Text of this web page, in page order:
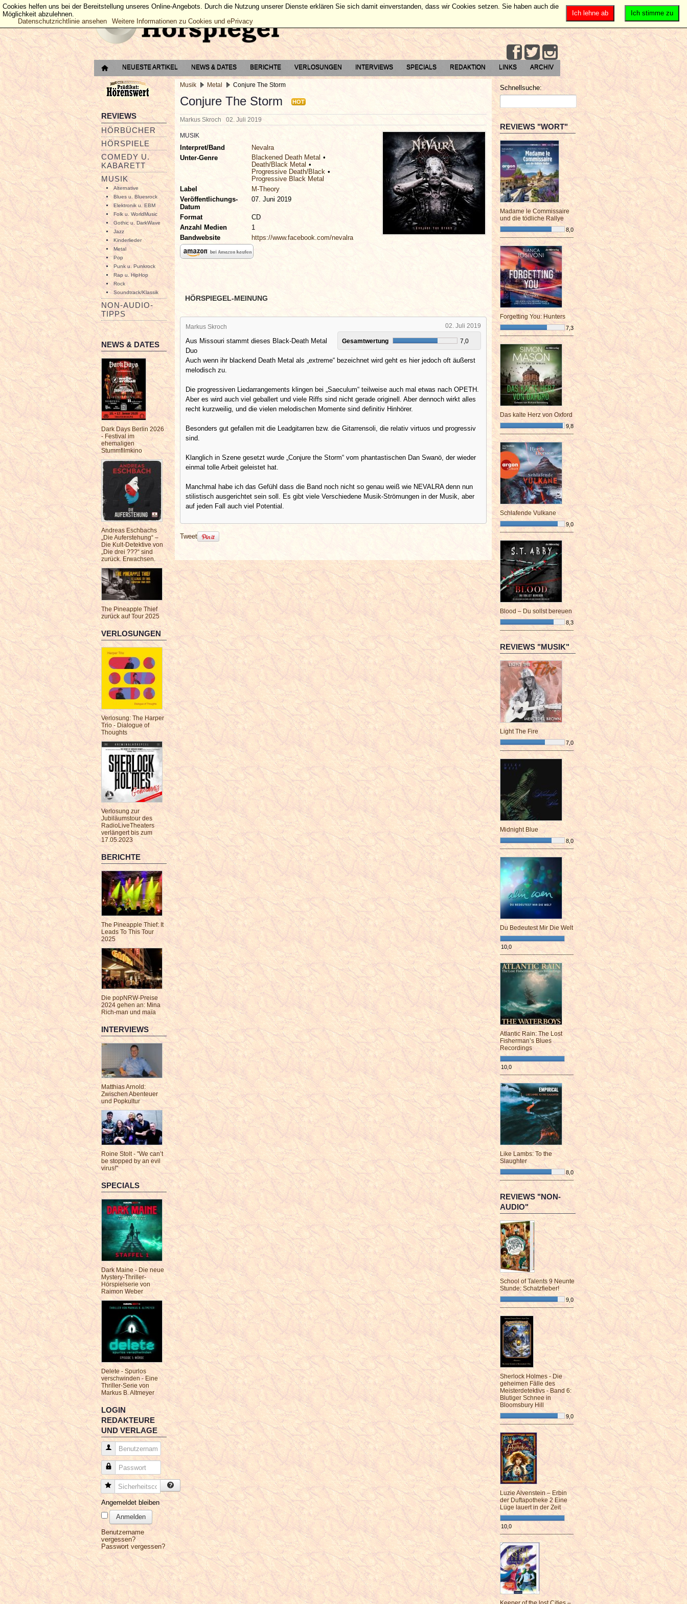
NEUESTE ARTIKEL NEWS & DATES BERICHTE VERLOSUNGEN INTERVIEWS SPECIALS REDAKTION LINKS ARCHIV
REVIEWS
HÖRBÜCHER
HÖRSPIELE
COMEDY U.
KABARETT
MUSIK
Alternative
Blues u. Bluesrock
Elektronik u. EBM
Folk u. WorldMusic
Gothic u. DarkWave
Jazz
Kinderlieder
Metal
Pop
Punk u. Punkrock
Rap u. HipHop
Rock
Soundtrack/Klassik
NON-AUDIO-
TIPPS
NEWS & DATES
Dark Days Berlin 2026
- Festival im
ehemaligen
Stummfilmkino
Andreas Eschbachs
„Die Auferstehung“ –
Die Kult-Detektive von
„Die drei ???“ sind
zurück. Erwachsen.
The Pineapple Thief
zurück auf Tour 2025
VERLOSUNGEN
Verlosung: The Harper
Trio - Dialogue of
Thoughts
Verlosung zur
Jubiläumstour des
RadioLiveTheaters
verlängert bis zum
17.05.2023
BERICHTE
The Pineapple Thief: It
Leads To This Tour
2025
Die popNRW-Preise
2024 gehen an: Mina
Rich-man und maïa
INTERVIEWS
Matthias Arnold:
Zwischen Abenteuer
und Popkultur
Roine Stolt - "We can’t
be stopped by an evil
virus!"
SPECIALS
Dark Maine - Die neue
Mystery-Thriller-
Hörspielserie von
Raimon Weber
Delete - Spurlos
verschwinden - Eine
Thriller-Serie von
Markus B. Altmeyer
LOGIN
REDAKTEURE
UND VERLAGE
Benutzername
Passwort
Sicherheitscode
Angemeldet bleiben
Anmelden
Benutzername
vergessen?
Passwort vergessen?
Musik Metal Conjure The Storm
Conjure The Storm HOT
Markus Skroch 02. Juli 2019
MUSIK
Interpret/Band
Nevalra
Unter-Genre
Blackened Death Metal
Death/Black Metal
Progressive Death/Black
Progressive Black Metal
Label
M-Theory
Veröffentlichungs-
Datum
07. Juni 2019
Format
CD
Anzahl Medien
1
Bandwebsite
https://www.facebook.com/nevalra
HÖRSPIEGEL-MEINUNG
02. Juli 2019
Markus Skroch
Gesamtwertung 7,0
Aus Missouri stammt dieses Black-Death Metal
Duo
Auch wenn ihr blackend Death Metal als „extreme“ bezeichnet wird geht es hier jedoch oft äußerst
melodisch zu.
Die progressiven Liedarrangements klingen bei „Saeculum“ teilweise auch mal etwas nach OPETH.
Aber es wird auch viel geballert und viele Riffs sind nicht gerade originell. Aber dennoch wirkt alles
recht kurzweilig, und die vielen melodischen Momente sind definitiv Hinhörer.
Besonders gut gefallen mit die Leadgitarren bzw. die Gitarrensoli, die relativ virtuos und progressiv
sind.
Klanglich in Szene gesetzt wurde „Conjure the Storm“ vom phantastischen Dan Swanö, der wieder
einmal tolle Arbeit geleistet hat.
Manchmal habe ich das Gefühl dass die Band noch nicht so genau weiß wie NEVALRA denn nun
stilistisch ausgerichtet sein soll. Es gibt viele Verschiedene Musik-Strömungen in der Musik, aber
auf jeden Fall auch viel Potential.
Tweet
Schnellsuche:
REVIEWS "WORT"
Madame le Commissaire
und die tödliche Rallye
8,0
¯¯¯¯¯¯¯¯¯¯¯¯¯¯¯¯¯¯¯¯¯¯¯¯
Forgetting You: Hunters
7,3
¯¯¯¯¯¯¯¯¯¯¯¯¯¯¯¯¯¯¯¯¯¯¯¯
Das kalte Herz von Oxford
9,8
¯¯¯¯¯¯¯¯¯¯¯¯¯¯¯¯¯¯¯¯¯¯¯¯
Schlafende Vulkane
9,0
¯¯¯¯¯¯¯¯¯¯¯¯¯¯¯¯¯¯¯¯¯¯¯¯
Blood – Du sollst bereuen
8,3
¯¯¯¯¯¯¯¯¯¯¯¯¯¯¯¯¯¯¯¯¯¯¯¯
REVIEWS "MUSIK"
Light The Fire
7,0
¯¯¯¯¯¯¯¯¯¯¯¯¯¯¯¯¯¯¯¯¯¯¯¯
Midnight Blue
8,0
¯¯¯¯¯¯¯¯¯¯¯¯¯¯¯¯¯¯¯¯¯¯¯¯
Du Bedeutest Mir Die Welt
10,0
¯¯¯¯¯¯¯¯¯¯¯¯¯¯¯¯¯¯¯¯¯¯¯¯
Atlantic Rain: The Lost
Fisherman’s Blues
Recordings
10,0
¯¯¯¯¯¯¯¯¯¯¯¯¯¯¯¯¯¯¯¯¯¯¯¯
Like Lambs: To the
Slaughter
8,0
¯¯¯¯¯¯¯¯¯¯¯¯¯¯¯¯¯¯¯¯¯¯¯¯
REVIEWS "NON-
AUDIO"
School of Talents 9 Neunte
Stunde: Schatzfieber!
9,0
¯¯¯¯¯¯¯¯¯¯¯¯¯¯¯¯¯¯¯¯¯¯¯¯
Sherlock Holmes - Die
geheimen Fälle des
Meisterdetektivs - Band 6:
Blutiger Schnee in
Bloomsbury Hill
9,0
¯¯¯¯¯¯¯¯¯¯¯¯¯¯¯¯¯¯¯¯¯¯¯¯
Luzie Alvenstein – Erbin
der Duftapotheke 2 Eine
Lüge lauert in der Zeit
10,0
¯¯¯¯¯¯¯¯¯¯¯¯¯¯¯¯¯¯¯¯¯¯¯¯
Ich stimme zu
Ich lehne ab
Cookies helfen uns bei der Bereitstellung unseres Online-Angebots. Durch die Nutzung unserer Dienste erklären Sie sich damit einverstanden, dass wir Cookies setzen. Sie haben auch die
Möglichkeit abzulehnen.
Datenschutzrichtlinie ansehen
Weitere Informationen zu Cookies und ePrivacy